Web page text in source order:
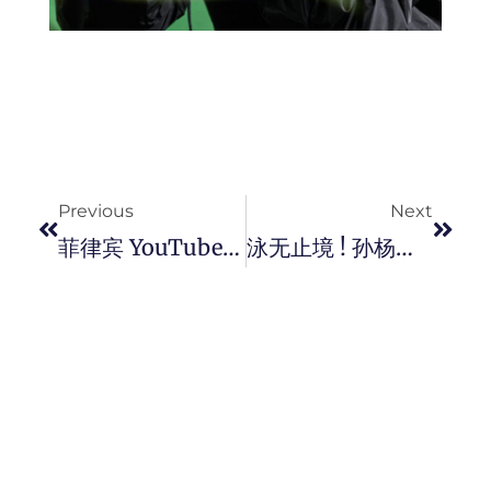
Previous
菲律宾 YouTuber 混血帅哥 Wil Dasovich ，介绍当地文化，上山下海展现好身材！
Next
泳无止境 ! 孙杨成为大表盘的沛纳海 PANERAI 的品牌大使。